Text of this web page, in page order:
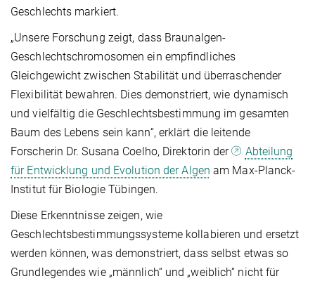
Geschlechts markiert.
„Unsere Forschung zeigt, dass Braunalgen-
Geschlechtschromosomen ein empfindliches
Gleichgewicht zwischen Stabilität und überraschender
Flexibilität bewahren. Dies demonstriert, wie dynamisch
und vielfältig die Geschlechtsbestimmung im gesamten
Baum des Lebens sein kann“, erklärt die leitende
Forscherin Dr. Susana Coelho, Direktorin der
Abteilung
für Entwicklung und Evolution der Algen am Max-Planck-
Institut für Biologie Tübingen.
Diese Erkenntnisse zeigen, wie
Geschlechtsbestimmungssysteme kollabieren und ersetzt
werden können, was demonstriert, dass selbst etwas so
Grundlegendes wie „männlich“ und „weiblich“ nicht für